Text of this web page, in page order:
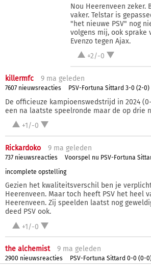
Nou Heerenveen zeker.
vaker. Telstar is
"het nieuwe PSV" nog
volgens mij, ook sprake
Evenzo tegen Ajax.
+2/-0
killermfc 9 ma geleden
7607 nieuwsreacties PSV-Fortuna Sittard 3-0 (2-0)
De officieuze kampioenswedstrijd in 2024
een na laatste speelronde maar de op drie
+1/-0
Rickardoko 9 ma geleden
737 nieuwsreacties
Voorspel nu PSV-Fortuna
incomplete opstelling
Gezien het kwaliteitsverschil ben je
Heerenveen. Maar toch heeft PSV het heel
Heerenveen. Zij speelden laatst nog
deed PSV ook.
+1/-0
the alchemist 9 ma geleden
2900 nieuwsreacties PSV-Fortuna Sittard 0-0 (0-